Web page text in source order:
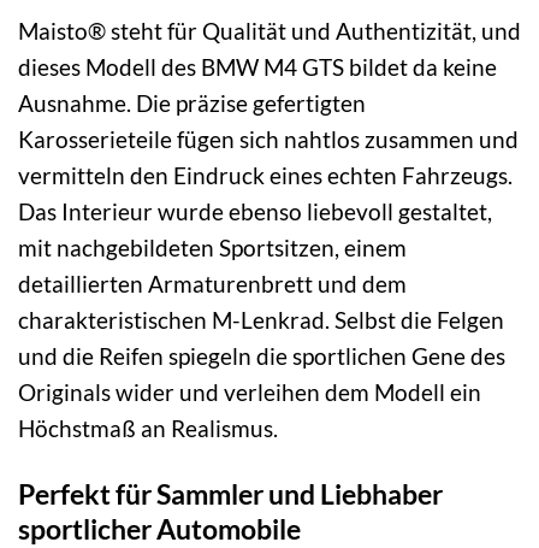
Maisto® steht für Qualität und Authentizität, und
dieses Modell des BMW M4 GTS bildet da keine
Ausnahme. Die präzise gefertigten
Karosserieteile fügen sich nahtlos zusammen und
vermitteln den Eindruck eines echten Fahrzeugs.
Das Interieur wurde ebenso liebevoll gestaltet,
mit nachgebildeten Sportsitzen, einem
detaillierten Armaturenbrett und dem
charakteristischen M-Lenkrad. Selbst die Felgen
und die Reifen spiegeln die sportlichen Gene des
Originals wider und verleihen dem Modell ein
Höchstmaß an Realismus.
Perfekt für Sammler und Liebhaber
sportlicher Automobile